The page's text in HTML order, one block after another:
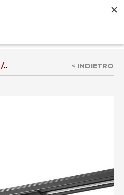
/.. < INDIETRO